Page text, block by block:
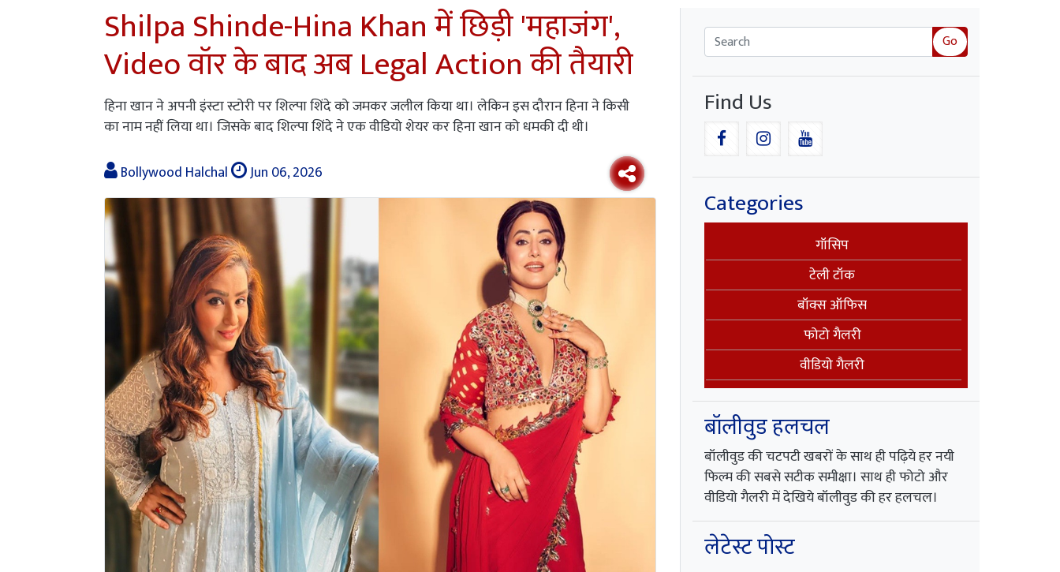
Shilpa Shinde-Hina Khan में छिड़ी 'महाजंग',
Video वॉर के बाद अब Legal Action की तैयारी
हिना खान ने अपनी इंस्टा स्टोरी पर शिल्पा शिंदे को जमकर जलील किया था। लेकिन इस दौरान हिना ने किसी
का नाम नहीं लिया था। जिसके बाद शिल्पा शिंदे ने एक वीडियो शेयर कर हिना खान को धमकी दी थी।
Bollywood Halchal
Jun 06, 2026
Go
Find Us
Categories
गॉसिप
टेली टॉक
बॉक्स ऑफिस
फोटो गैलरी
वीडियो गैलरी
बॉलीवुड हलचल
बॉलीवुड की चटपटी खबरों के साथ ही पढ़िये हर नयी
फिल्म की सबसे सटीक समीक्षा। साथ ही फोटो और
वीडियो गैलरी में देखिये बॉलीवुड की हर हलचल।
लेटेस्ट पोस्ट